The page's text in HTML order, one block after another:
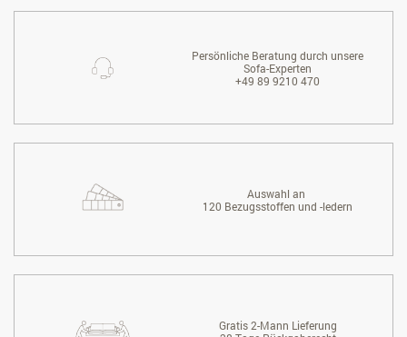
Persönliche Beratung durch unsere
Sofa-Experten
+49 89 9210 470
Auswahl an
120 Bezugsstoffen und -ledern
Gratis 2-Mann Lieferung